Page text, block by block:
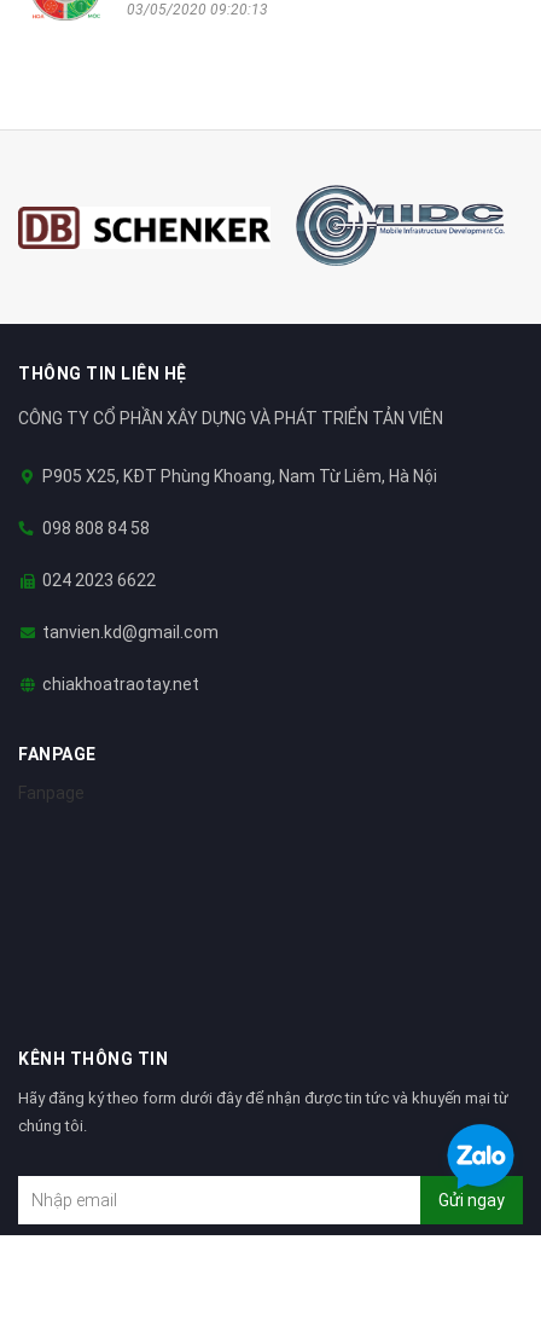
03/05/2020 09:20:13
THÔNG TIN LIÊN HỆ
CÔNG TY CỔ PHẦN XÂY DỰNG VÀ PHÁT TRIỂN TẢN VIÊN
P905 X25, KĐT Phùng Khoang, Nam Từ Liêm, Hà Nội
098 808 84 58
024 2023 6622
tanvien.kd@gmail.com
chiakhoatraotay.net
FANPAGE
Fanpage
KÊNH THÔNG TIN
Hãy đăng ký theo form dưới đây để nhận được tin tức và khuyến mại từ
chúng tôi.
Gửi ngay